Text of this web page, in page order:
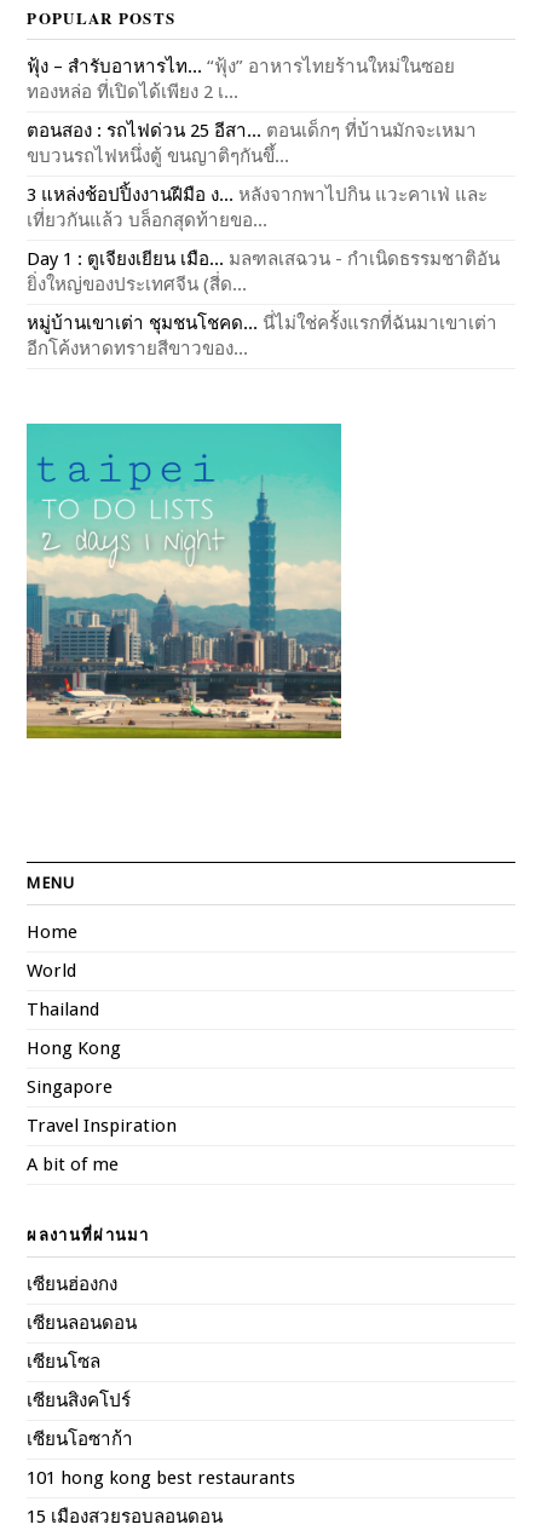
POPULAR POSTS
ฟุ้ง – สำรับอาหารไท... “ฟุ้ง” อาหารไทยร้านใหม่ในซอย
ทองหล่อ ที่เปิดได้เพียง 2 เ...
ตอนสอง : รถไฟด่วน 25 อีสา... ตอนเด็กๆ ที่บ้านมักจะเหมา
ขบวนรถไฟหนึ่งตู้ ขนญาติๆกันขึ้...
3 แหล่งช้อปปิ้งงานฝีมือ ง... หลังจากพาไปกิน แวะคาเฟ่ และ
เที่ยวกันแล้ว บล็อกสุดท้ายขอ...
Day 1 : ตูเจียงเยียน เมือ... มลฑลเสฉวน - กำเนิดธรรมชาติอัน
ยิ่งใหญ่ของประเทศจีน (สี่ด...
หมู่บ้านเขาเต่า ชุมชนโชคด... นี่ไม่ใช่ครั้งแรกที่ฉันมาเขาเต่า
อีกโค้งหาดทรายสีขาวของ...
MENU
Home
World
Thailand
Hong Kong
Singapore
Travel Inspiration
A bit of me
ผลงานที่ผ่านมา
เซียนฮ่องกง
เซียนลอนดอน
เซียนโซล
เซียนสิงคโปร์
เซียนโอซาก้า
101 hong kong best restaurants
15 เมืองสวยรอบลอนดอน